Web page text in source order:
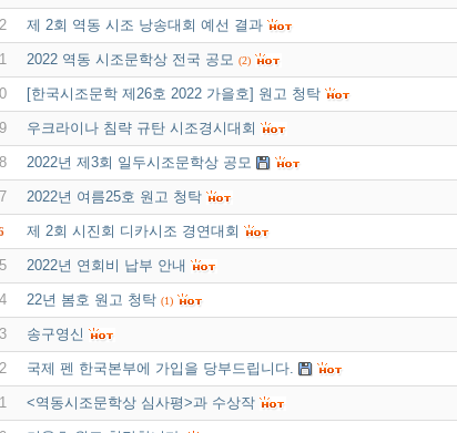
제 2회 역동 시조 낭송대회 예선 결과
2022 역동 시조문학상 전국 공모 (2)
[한국시조문학 제26호 2022 가을호] 원고 청탁
우크라이나 침략 규탄 시조경시대회
2022년 제3회 일두시조문학상 공모
2022년 여름25호 원고 청탁
제 2회 시진회 디카시조 경연대회
2022년 연회비 납부 안내
22년 봄호 원고 청탁 (1)
송구영신
국제 펜 한국본부에 가입을 당부드립니다.
<역동시조문학상 심사평>과 수상작